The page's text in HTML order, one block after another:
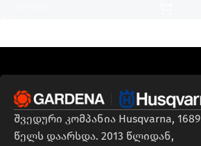
შვედური კომპანია Husqvarna, 1689
წელს დაარსდა. 2013 წლიდან,